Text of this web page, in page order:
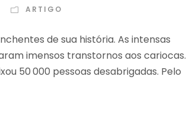
ARTIGO
de sua história. As intensas
imensos transtornos aos cariocas.
50 000 pessoas desabrigadas. Pelo